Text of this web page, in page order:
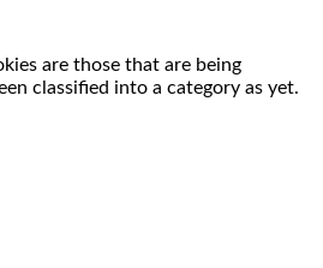
are those that are being
classified into a category as yet.